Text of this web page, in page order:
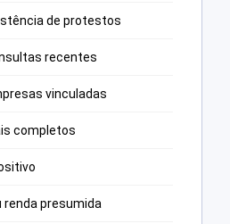
de protestos
recentes
vinculadas
completos
renda presumida